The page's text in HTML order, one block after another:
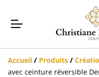
Accueil / Produits /
avec ceinture réversible